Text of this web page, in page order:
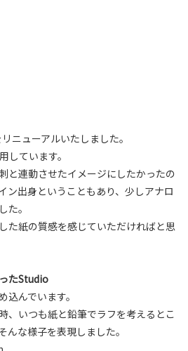
ニューアルいたしました。
しています。
と連動させたイメージにしたかったの
ン出身ということもあり、少しアナロ
た。
た紙の質感を感じていただければと思
たStudio
んでいます。
、いつも紙と鉛筆でラフを考えるとこ
んな様子を表現しました。